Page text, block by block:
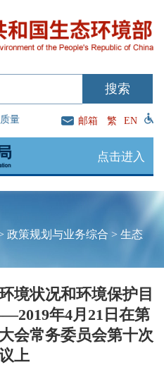
量 邮箱 繁 EN
点击进入
政策规划与业务综合 > 生态
境状况和环境保护目
年4月21日在第
会常务委员会第十次
上